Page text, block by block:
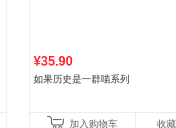
¥35.90
如果历史是一群喵系列
加入购物车 收藏